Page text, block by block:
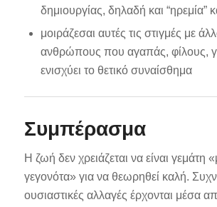
δημιουργίας, δηλαδή και “ηρεμία”
μοιράζεσαι αυτές τις στιγμές με
ανθρώπους που αγαπάς, φίλους,
ενισχύει το θετικό συναίσθημα
Συμπέρασμα
Η ζωή δεν χρειάζεται να είναι γεμάτη
γεγονότα» για να θεωρηθεί καλή.
ουσιαστικές αλλαγές έρχονται μέσα